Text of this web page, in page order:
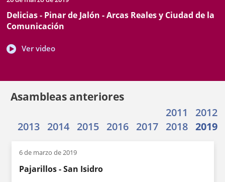
inicio
celebración
Delicias - Pinar de Jalón - Arcas Reales y Ciudad de la
Comunicación
Ver videoEnlace
aplicación
Asambleas anteriores
2019
2018
2017
2016
2015
2014
2013
2012
2011
6 de marzo de 2019
Pajarillos - San Isidro